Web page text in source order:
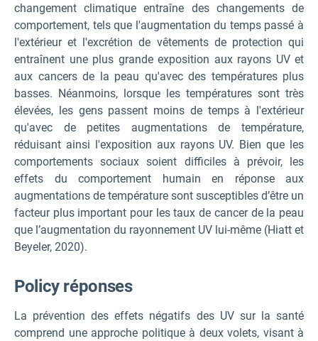
changement climatique entraîne des changements de
comportement, tels que l'augmentation du temps passé à
l'extérieur et l'excrétion de vêtements de protection qui
entraînent une plus grande exposition aux rayons UV et
aux cancers de la peau qu'avec des températures plus
basses. Néanmoins, lorsque les températures sont très
élevées, les gens passent moins de temps à l'extérieur
qu'avec de petites augmentations de température,
réduisant ainsi l'exposition aux rayons UV. Bien que les
comportements sociaux soient difficiles à prévoir, les
effets du comportement humain en réponse aux
augmentations de température sont susceptibles d’être un
facteur plus important pour les taux de cancer de la peau
que l’augmentation du rayonnement UV lui-même (Hiatt et
Beyeler, 2020).
Policy réponses
La prévention des effets négatifs des UV sur la santé
comprend une approche politique à deux volets, visant à